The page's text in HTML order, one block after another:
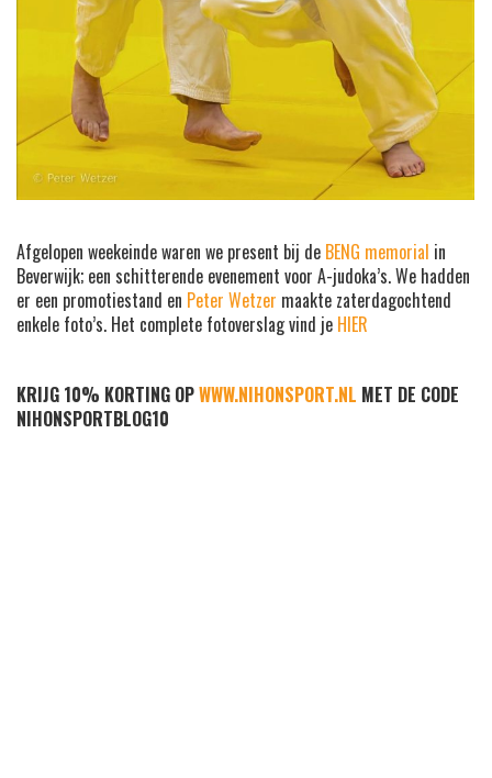
Afgelopen weekeinde waren we present bij de BENG memorial in
Beverwijk; een schitterende evenement voor A-judoka’s. We hadden
er een promotiestand en Peter Wetzer maakte zaterdagochtend
enkele foto’s. Het complete fotoverslag vind je HIER
KRIJG 10% KORTING OPWWW.NIHONSPORT.NL MET DE CODE
NIHONSPORTBLOG10